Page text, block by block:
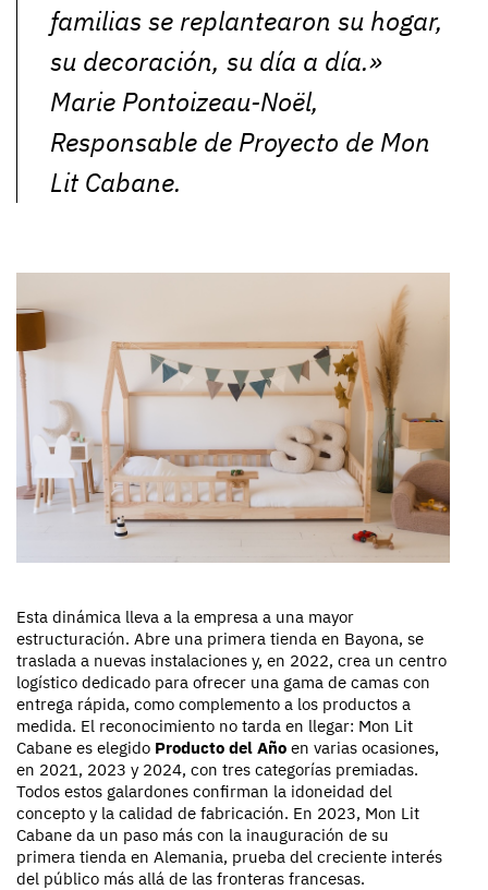
familias se replantearon su hogar,
su decoración, su día a día.»
Marie Pontoizeau-Noël,
Responsable de Proyecto de Mon
Lit Cabane.
Esta dinámica lleva a la empresa a una mayor
estructuración. Abre una primera tienda en Bayona, se
traslada a nuevas instalaciones y, en 2022, crea un centro
logístico dedicado para ofrecer una gama de camas con
entrega rápida, como complemento a los productos a
medida. El reconocimiento no tarda en llegar: Mon Lit
Cabane es elegido Producto del Año en varias ocasiones,
en 2021, 2023 y 2024, con tres categorías premiadas.
Todos estos galardones confirman la idoneidad del
concepto y la calidad de fabricación. En 2023, Mon Lit
Cabane da un paso más con la inauguración de su
primera tienda en Alemania, prueba del creciente interés
del público más allá de las fronteras francesas.